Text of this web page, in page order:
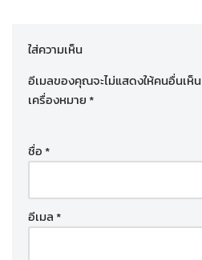
ใส่ความเห็น
อีเมลของคุณจะไม่แสดงให้คนอื่นเห็น
เครื่องหมาย*
ชื่อ*
อีเมล*